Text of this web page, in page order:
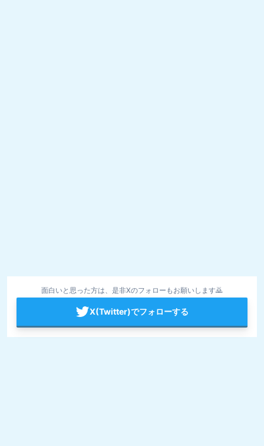
面白いと思った方は、是非Xのフォローもお願いします🙇
X(Twitter)でフォローする